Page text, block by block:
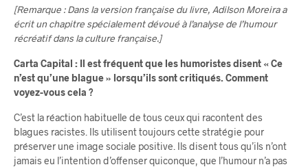
[Remarque : Dans la version française du livre, Adilson Moreira a
écrit un chapitre spécialement dévoué à l’analyse de l’humour
récréatif dans la culture française.]
Carta Capital : Il est fréquent que les humoristes disent « Ce
n’est qu’une blague » lorsqu’ils sont critiqués. Comment
voyez-vous cela ?
C’est la réaction habituelle de tous ceux qui racontent des
blagues racistes. Ils utilisent toujours cette stratégie pour
préserver une image sociale positive. Ils disent tous qu’ils n’ont
jamais eu l’intention d’offenser quiconque, que l’humour n’a pas